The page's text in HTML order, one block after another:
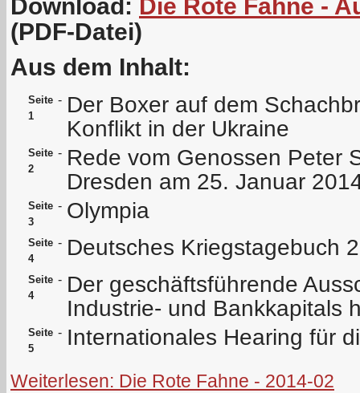
Download: Die Rote Fahne -
(PDF-Datei)
Aus dem Inhalt:
Seite
1
- Der Boxer auf dem
Konflikt in der Ukraine
Seite
2
- Rede vom Genossen Peter
Dresden am 25. Januar
Seite
3
- Olympia
Seite
4
- Deutsches Kriegstagebuch
Seite
4
- Der geschäftsführende
Industrie- und Bankkapitals
Seite
5
- Internationales Hearing für
Weiterlesen: Die Rote Fahne - 2014-02